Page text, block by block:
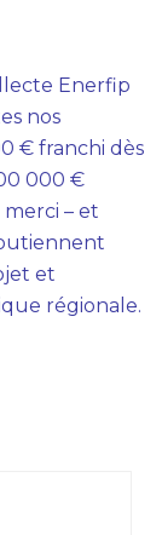
Enerfip
nos
€ franchi dès
000 €
– et
et
régionale.